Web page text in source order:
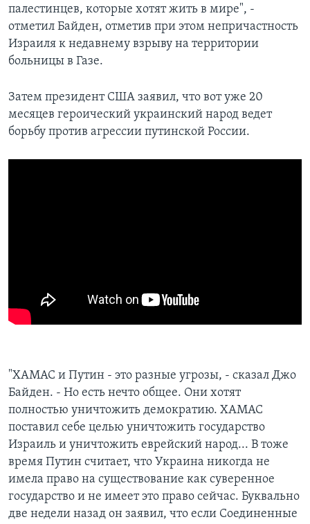
палестинцев, которые хотят жить в мире", -
отметил Байден, отметив при этом непричастность
Израиля к недавнему взрыву на территории
больницы в Газе.
Затем президент США заявил, что вот уже 20
месяцев героический украинский народ ведет
борьбу против агрессии путинской России.
"ХАМАС и Путин - это разные угрозы, - сказал Джо
Байден. - Но есть нечто общее. Они хотят
полностью уничтожить демократию. ХАМАС
поставил себе целью уничтожить государство
Израиль и уничтожить еврейский народ... В тоже
время Путин считает, что Украина никогда не
имела право на существование как суверенное
государство и не имеет это право сейчас. Буквально
две недели назад он заявил, что если Соединенные